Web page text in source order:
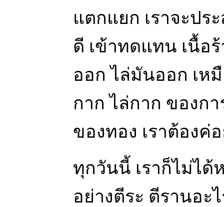
แตกแยก เราจะปร
ดี เข้าทดแทน เนื้อ
ออก ไล่มันออก เห
กาก ไล่กาก ของก
ของทอง เราต้องค่
ทุกวันนี้ เราก็ไม่ได้
อย่างตีระ ตีรานอะ